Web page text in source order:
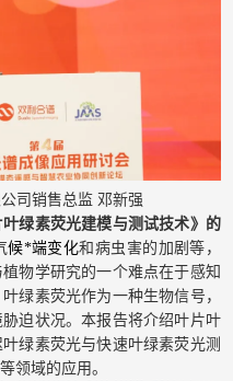
司销售总监 邓新强
绿素荧光建模与测试技术》的
候*端变化和病虫害的加剧等，
物学研究的一个难点在于感知
绿素荧光作为一种生物信号，
迫状况。本报告将介绍叶片叶
绿素荧光与快速叶绿素荧光测
领域的应用。